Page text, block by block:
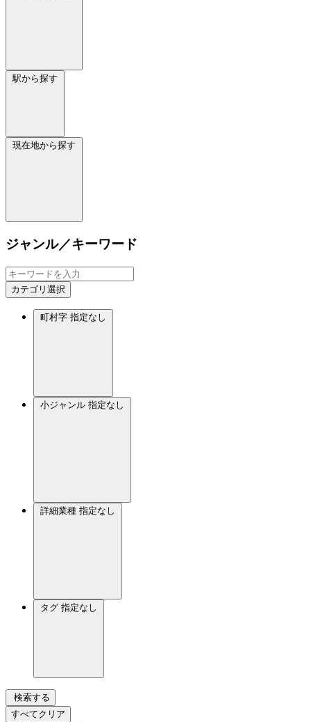
駅から探す
現在地から探す
ジャンル／キーワード
カテゴリ選択
町村字 指定なし
小ジャンル 指定なし
詳細業種 指定なし
タグ 指定なし
検索する
すべてクリア